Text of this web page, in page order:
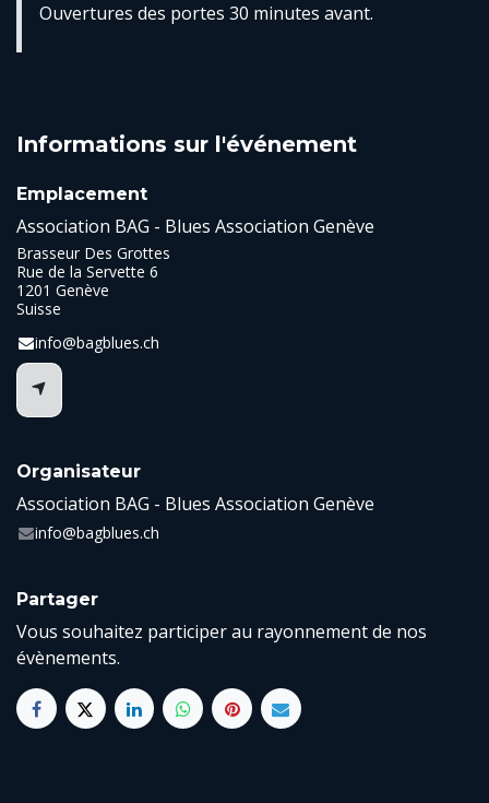
Ouvertures des portes 30 minutes avant.
Informations sur l'événement
Emplacement
Association BAG - Blues Association Genève
Brasseur Des Grottes
Rue de la Servette 6
1201 Genève
Suisse
info@bagblues.ch
Organisateur
Association BAG - Blues Association Genève
info@bagblues.ch
Partager
Vous souhaitez participer au rayonnement de nos
évènements.